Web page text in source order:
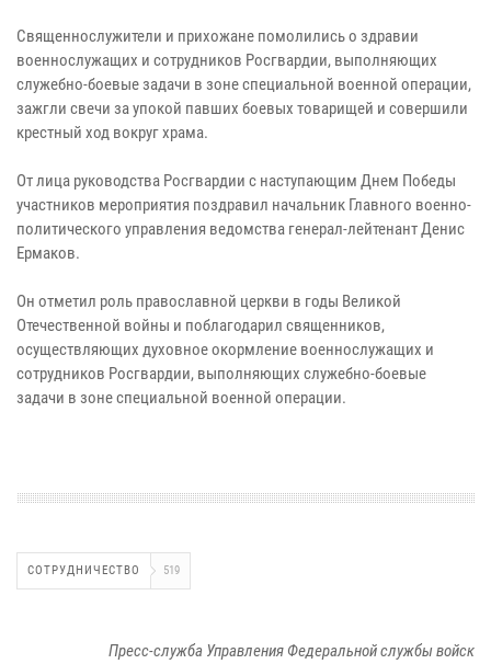
Священнослужители и прихожане помолились о здравии
военнослужащих и сотрудников Росгвардии, выполняющих
служебно-боевые задачи в зоне специальной военной операции,
зажгли свечи за упокой павших боевых товарищей и совершили
крестный ход вокруг храма.
От лица руководства Росгвардии с наступающим Днем Победы
участников мероприятия поздравил начальник Главного военно-
политического управления ведомства генерал-лейтенант Денис
Ермаков.
Он отметил роль православной церкви в годы Великой
Отечественной войны и поблагодарил священников,
осуществляющих духовное окормление военнослужащих и
сотрудников Росгвардии, выполняющих служебно-боевые
задачи в зоне специальной военной операции.
СОТРУДНИЧЕСТВО 519
Пресс-служба Управления Федеральной службы войск